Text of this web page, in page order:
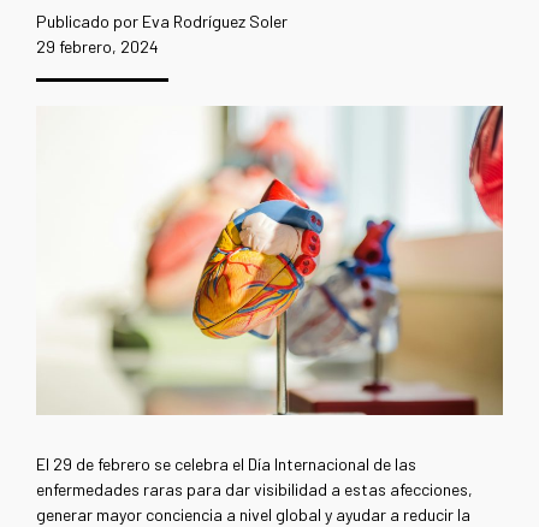
Publicado por Eva Rodríguez Soler
29 febrero, 2024
El 29 de febrero se celebra el Día Internacional de las
enfermedades raras para dar visibilidad a estas afecciones,
generar mayor conciencia a nivel global y ayudar a reducir la